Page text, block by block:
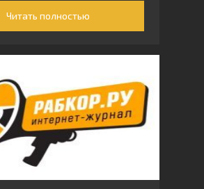
Читать полностью